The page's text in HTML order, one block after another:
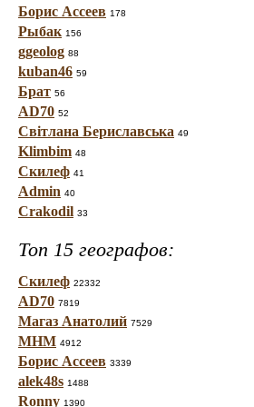
Борис Ассеев 178
Рыбак 156
ggeolog 88
kuban46 59
Брат 56
AD70 52
Світлана Бериславська 49
Klimbim 48
Скилеф 41
Admin 40
Crakodil 33
Топ 15 географов:
Скилеф 22332
AD70 7819
Магаз Анатолий 7529
МНМ 4912
Борис Ассеев 3339
alek48s 1488
Ronny 1390